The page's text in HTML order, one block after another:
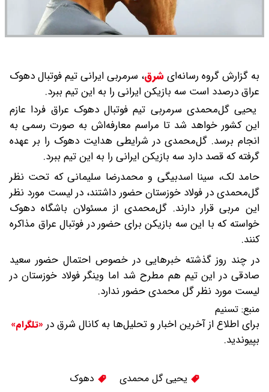
به گزارش گروه رسانه‌ایشرق، سرمربی ایرانی تیم فوتبال دهوک
عراق درصدد است سه بازیکن ایرانی را به این تیم ببرد.
یحیی گل‌محمدی سرمربی تیم فوتبال دهوک عراق فردا عازم
این کشور خواهد شد تا مراسم معارفه‌اش به صورت رسمی به
انجام برسد. گل‌محمدی در شرایطی هدایت دهوک را بر عهده
گرفته که قصد دارد سه بازیکن ایرانی را به این تیم ببرد.
حامد لک، سینا اسدبیگی و محمدرضا سلیمانی که تحت نظر
گل‌محمدی در فولاد خوزستان حضور داشتند، در لیست مورد نظر
این مربی قرار دارند. گل‌محمدی از مسئولان باشگاه دهوک
خواسته که با این سه بازیکن برای حضور در فوتبال عراق مذاکره
کنند.
در چند روز گذشته خبرهایی در خصوص احتمال حضور سعید
صادقی در این تیم هم مطرح شد اما وینگر فولاد خوزستان در
لیست مورد نظر گل محمدی حضور ندارد.
منبع: تسنیم
برای اطلاع از آخرین اخبار و تحلیل‌ها به کانال شرق در «تلگرام»
بپیوندید.
یحیی گل محمدی دهوک